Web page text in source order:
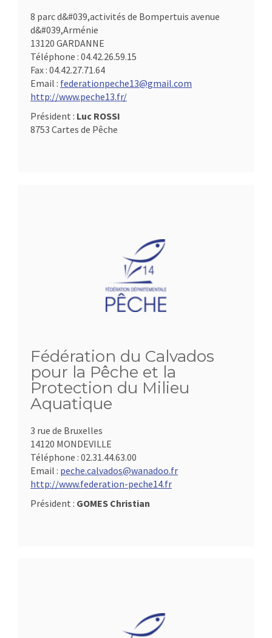
8 parc d&#039,activités de Bompertuis avenue
d&#039,Arménie
13120 GARDANNE
Téléphone : 04.42.26.59.15
Fax : 04.42.27.71.64
Email : federationpeche13@gmail.com
http://www.peche13.fr/
Président : Luc ROSSI
8753 Cartes de Pêche
Fédération du Calvados
pour la Pêche et la
Protection du Milieu
Aquatique
3 rue de Bruxelles
14120 MONDEVILLE
Téléphone : 02.31.44.63.00
Email : peche.calvados@wanadoo.fr
http://www.federation-peche14.fr
Président : GOMES Christian